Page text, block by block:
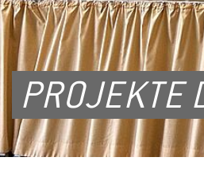
PROJEKTE